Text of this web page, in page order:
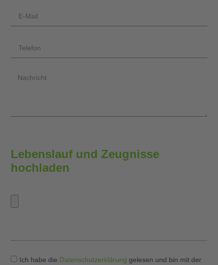
Lebenslauf und Zeugnisse
hochladen
Ich habe die Datenschutzerklärung gelesen und bin mit der